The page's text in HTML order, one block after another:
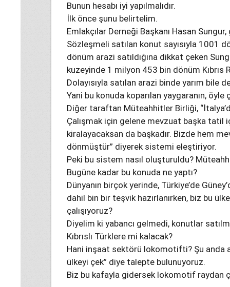
Bunun hesabı iyi yapılmalıdır.
İlk önce şunu belirtelim.
Emlakçılar Derneği Başkanı Hasan Sungur,
Sözleşmeli satılan konut sayısıyla 1001
dönüm arazi satıldığına dikkat çeken
kuzeyinde 1 milyon 453 bin dönüm Kıbrıs
Dolayısıyla satılan arazi binde yarım bile
Yani bu konuda koparılan yaygaranın,
Diğer taraftan Müteahhitler Birliği,
Çalışmak için gelene mevzuat başka tatil
kiralayacaksan da başkadır. Bizde hem
dönmüştür” diyerek sistemi eleştiriyor.
Peki bu sistem nasıl oluşturuldu?
Bugüne kadar bu konuda ne yaptı?
Dünyanın birçok yerinde, Türkiye’de
dahil bin bir teşvik hazırlanırken, biz bu
çalışıyoruz?
Diyelim ki yabancı gelmedi, konutlar
Kıbrıslı Türklere mi kalacak?
Hani inşaat sektörü lokomotifti? Şu anda
ülkeyi çek” diye talepte bulunuyoruz.
Biz bu kafayla gidersek lokomotif raydan